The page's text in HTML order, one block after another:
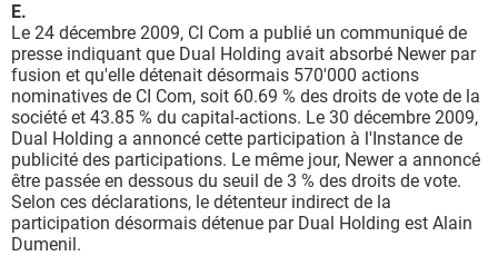
E.
Le 24 décembre 2009, CI Com a publié un communiqué de
presse indiquant que Dual Holding avait absorbé Newer par
fusion et qu'elle détenait désormais 570'000 actions
nominatives de CI Com, soit 60.69 % des droits de vote de la
société et 43.85 % du capital-actions. Le 30 décembre 2009,
Dual Holding a annoncé cette participation à l'Instance de
publicité des participations. Le même jour, Newer a annoncé
être passée en dessous du seuil de 3 % des droits de vote.
Selon ces déclarations, le détenteur indirect de la
participation désormais détenue par Dual Holding est Alain
Dumenil.